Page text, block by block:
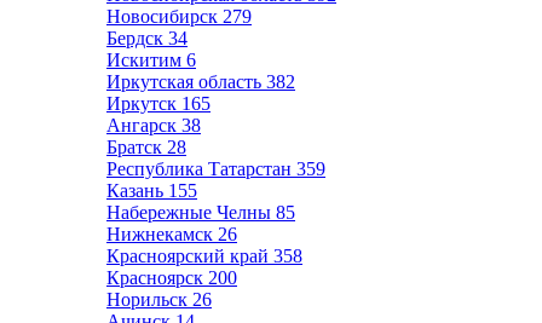
Новосибирск 279
Бердск 34
Искитим 6
Иркутская область 382
Иркутск 165
Ангарск 38
Братск 28
Республика Татарстан 359
Казань 155
Набережные Челны 85
Нижнекамск 26
Красноярский край 358
Красноярск 200
Норильск 26